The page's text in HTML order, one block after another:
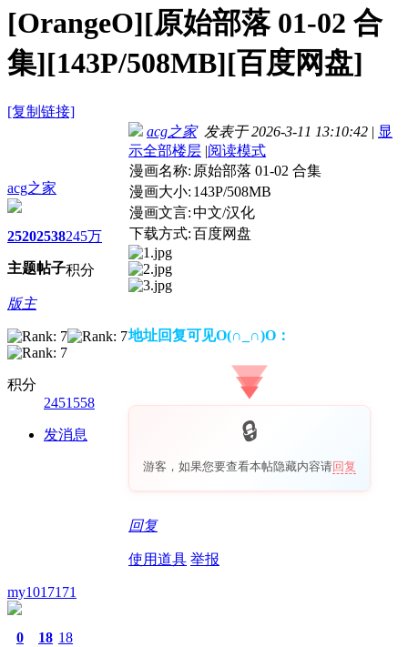
[OrangeO][原始部落 01-02 合
集][143P/508MB][百度网盘]
[复制链接]
acg之家
2520
主题
2538
帖子
245万
积分
版主
积分
2451558
发消息
acg之家发表于 2026-3-11 13:10:42 | 显
示全部楼层 |阅读模式
漫画名称: 原始部落 01-02 合集
漫画大小: 143P/508MB
漫画文言:中文/汉化
下载方式:百度网盘
地址回复可见O(∩_∩)O：
游客，如果您要查看本帖隐藏内容请回复
回复
使用道具 举报
my1017171
0 18 18